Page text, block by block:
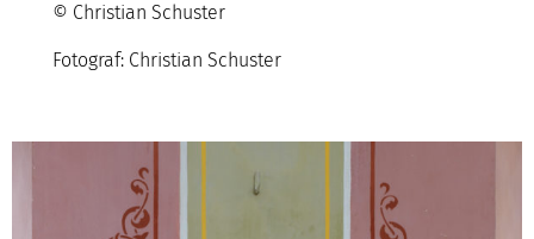
© Christian Schuster
Fotograf: Christian Schuster